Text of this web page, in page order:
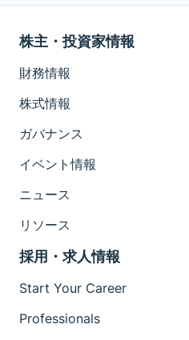
株主・投資家情報
財務情報
株式情報
ガバナンス
イベント情報
ニュース
リソース
採用・求人情報
Start Your Career
Professionals